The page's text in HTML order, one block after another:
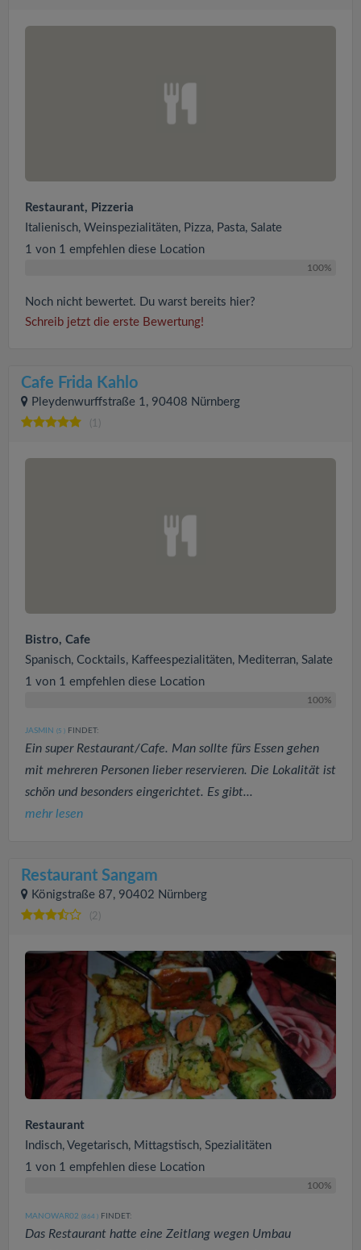
Restaurant, Pizzeria
Italienisch, Weinspezialitäten, Pizza, Pasta, Salate
1 von 1 empfehlen diese Location
100%
Noch nicht bewertet. Du warst bereits hier?
Schreib jetzt die erste Bewertung!
Cafe Frida Kahlo
Pleydenwurffstraße 1, 90408 Nürnberg
(1)
Bistro, Cafe
Spanisch, Cocktails, Kaffeespezialitäten, Mediterran, Salate
1 von 1 empfehlen diese Location
100%
JASMIN (5 ) FINDET:
Ein super Restaurant/Cafe. Man sollte fürs Essen gehen
mit mehreren Personen lieber reservieren. Die Lokalität ist
schön und besonders eingerichtet. Es gibt...
mehr lesen
Restaurant Sangam
Königstraße 87, 90402 Nürnberg
(2)
Restaurant
Indisch, Vegetarisch, Mittagstisch, Spezialitäten
1 von 1 empfehlen diese Location
100%
MANOWAR02 (864 ) FINDET:
Das Restaurant hatte eine Zeitlang wegen Umbau